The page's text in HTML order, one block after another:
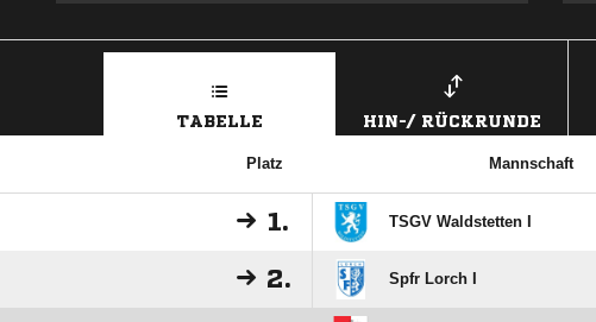
TABELLE HIN-/ RÜCKRUNDE
Platz Mannschaft
1. TSGV Waldstetten I
2. Spfr Lorch I